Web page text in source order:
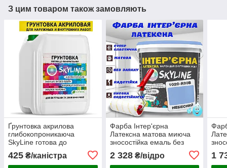
З цим товаром також замовляють
Ґрунтовка акрилова
глибокопроникаюча
SkyLine готова до
425 ₴/каністра
Фарба Інтер'єрна
Латексна матова миюча
зносостійка емаль без
Skyline Небесний 10 л
2 328₴/відро 1